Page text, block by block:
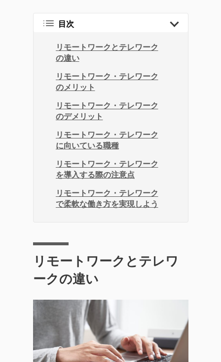
目次
リモートワークとテレワーク
の違い
リモートワーク・テレワーク
のメリット
リモートワーク・テレワーク
のデメリット
リモートワーク・テレワーク
に向いている職種
リモートワーク・テレワーク
を導入する際の注意点
リモートワーク・テレワーク
で柔軟な働き方を実現しよう
リモートワークとテレワ
ークの違い